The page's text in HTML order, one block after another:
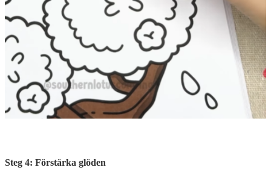
Steg 4: Förstärka glöden